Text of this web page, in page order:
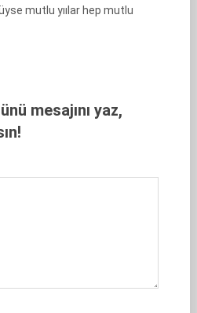
mutlu yıılar hep mutlu
mesajını yaz,